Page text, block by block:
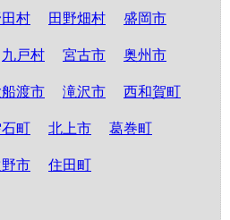
村 田野畑村 盛岡市
九戸村 宮古市 奥州市
渡市 滝沢市 西和賀町
町 北上市 葛巻町
市 住田町